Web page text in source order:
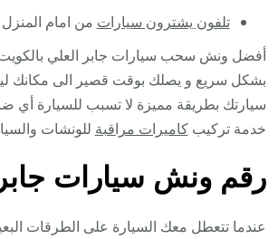
تلفون يشترون سيارات من امام
أفضل ونش سحب سيارات جابر العلي
بشكل سريع و يصلك بوقت قصير الى مكانك
سيارتك بطريقة مميزة لا تسبب للسيارة أي
خدمة تركيبكاميرات مراقبة للونشات
رقمونش سيارات
عندما تتعطل معك السيارة على الطرقات